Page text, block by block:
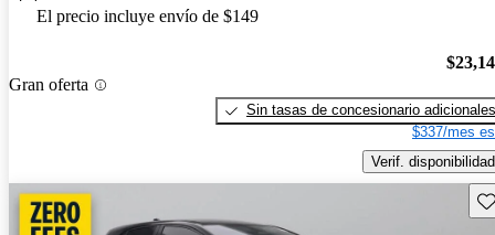
El precio incluye envío de $149
Gran oferta
Sin tasas de concesionario adicionales
$337/mes
Verif. disponibilidad